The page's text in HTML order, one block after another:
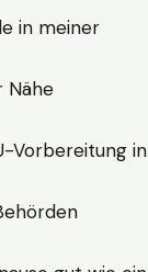
in meiner
Nähe
Vorbereitung in